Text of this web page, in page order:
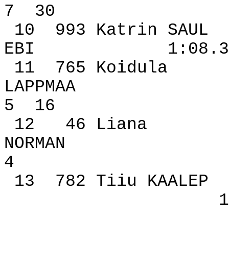
7
30
10
993 Katrin SAUL
EBI
11
765 Koidula
LAPPMAA
5
16
12
46 Liana
NORMAN
4
13
782 Tiiu KAALEP